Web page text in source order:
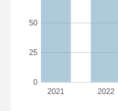
2021 2022
0
25
50